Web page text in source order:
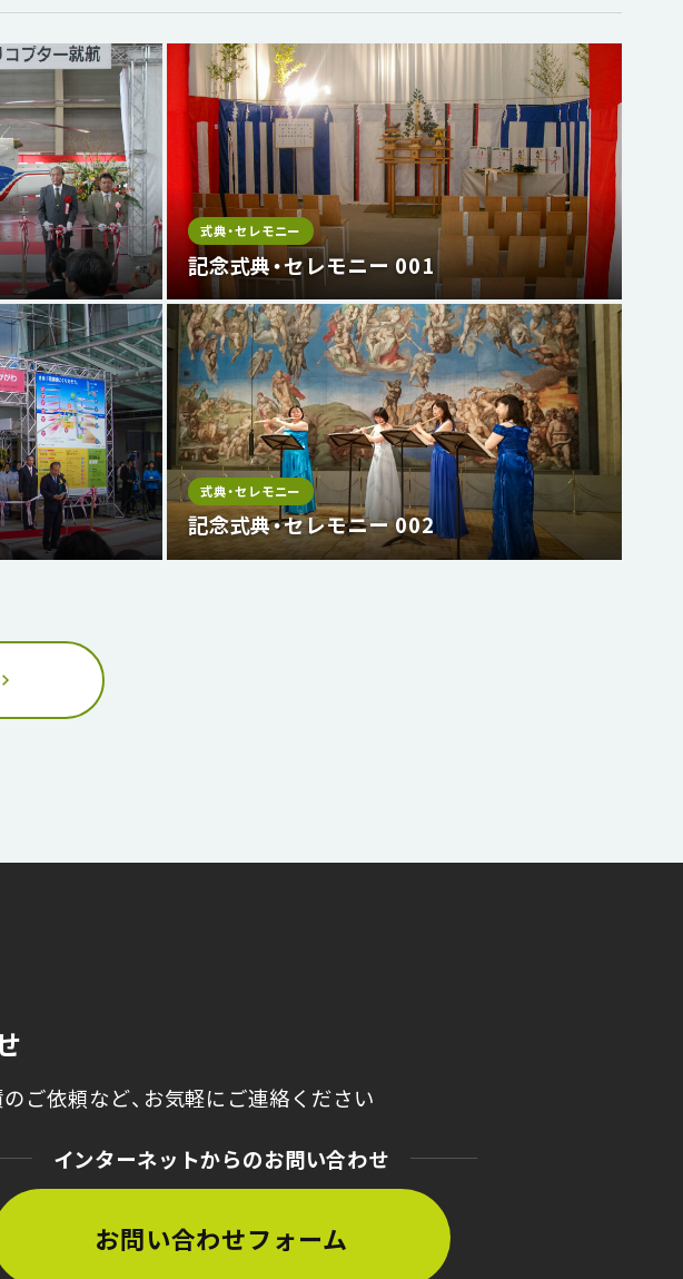
式典・セレモニー
記念式典・セレモニー 001
式典・セレモニー
記念式典・セレモニー 002
ご依頼など、 お気軽にご連絡ください
インターネットからのお問い合わせ
お問い合わせフォーム